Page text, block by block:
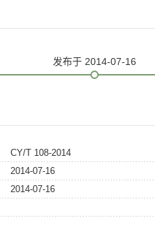
发布于 2014-07-16
CY/T 108-2014
2014-07-16
2014-07-16